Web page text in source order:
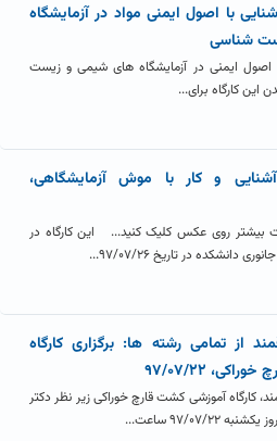
با اصول ایمنی مواد در آزمایشگاه
شناسی
اصول ایمنی در آزمایشگاه های شیمی و زیست
این کارگاه برای...
آشنایی و کار با موش آزمایشگاهی،
بیشتر روی عکس کلیک کنید... این کارگاه در
دانشکده در تاریخ ۹۷/۰۷/۲۶...
از تمامی رشته ها: برگزاری کارگاه
۹۷/۰۷/۲۲
کارگاه آموزشی کشت قارچ خوراکی زیر نظر دکتر
۰۷/۲۲ ساعت...